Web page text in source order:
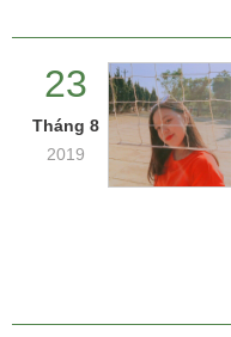
23
Tháng 8
2019